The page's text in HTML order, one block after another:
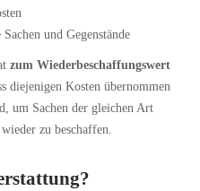
und Gegenstände
zum Wiederbeschaffungswert
diejenigen Kosten übernommen
um Sachen der gleichen Art
zu beschaffen.